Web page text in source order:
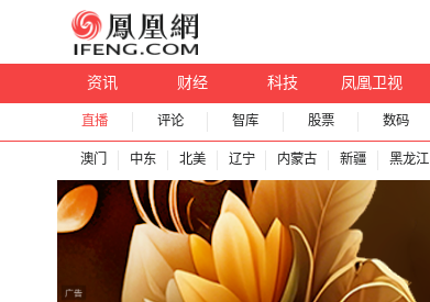
资讯 财经 科技 凤凰卫视
直播 评论 智库 股票 数码
澳门 中东 北美 辽宁 内蒙古 新疆 黑龙江